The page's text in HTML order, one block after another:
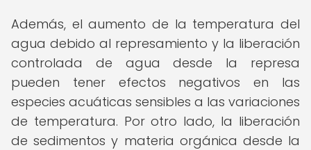
Además, el aumento de la temperatura del
agua debido al represamiento y la liberación
controlada de agua desde la represa
pueden tener efectos negativos en las
especies acuáticas sensibles a las variaciones
de temperatura. Por otro lado, la liberación
de sedimentos y materia orgánica desde la